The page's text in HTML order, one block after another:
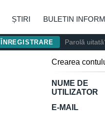
ȘTIRI BULETIN
ÎNREGISTRARE Parolă
Crearea
NUME DE
UTILIZATOR
E-MAIL